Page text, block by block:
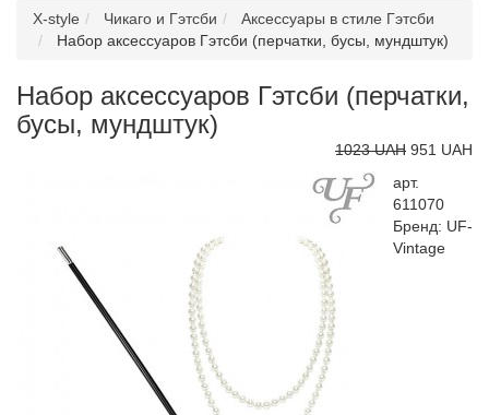
X-style Чикаго и Гэтсби
Аксессуары в стиле Гэтсби
Набор аксессуаров Гэтсби (перчатки, бусы, мундштук)
Набор аксессуаров Гэтсби (перчатки,
бусы, мундштук)
1023 UAH 951 UAH
арт.
611070
Бренд: UF-
Vintage